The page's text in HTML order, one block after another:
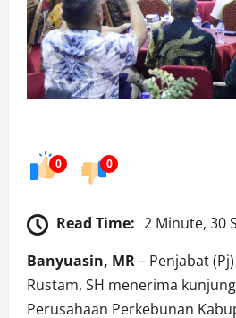
0 0
Read Time: 2 Minute, 30
Banyuasin, MR– Penjabat
Rustam, SH menerima
Perusahaan Perkebunan